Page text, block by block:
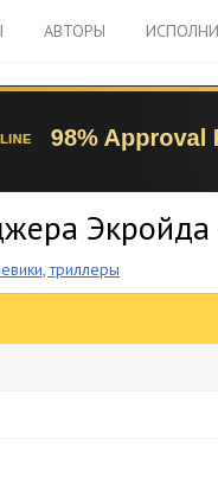
АВТОРЫ
Экройда
триллеры